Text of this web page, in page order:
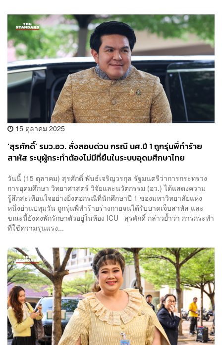
15 ตุลาคม 2025
‘สุรศักดิ์’ รมว.อว. สั่งสอบด่วน กรณี นศ.ปี 1 ถูกรุ่นพี่ทำร้าย
สาหัส ระบุผู้กระทำต้องไม่มีที่ยืนในระบบอุดมศึกษาไทย
วันนี้ (15 ตุลาคม) สุรศักดิ์ พันธ์เจริญวรกุล รัฐมนตรีว่าการกระทรวง
การอุดมศึกษา วิทยาศาสตร์ วิจัยและนวัตกรรม (อว.) ได้แสดงความ
รู้สึกสะเทือนใจอย่างยิ่งต่อกรณีที่นักศึกษาปี 1 ของมหาวิทยาลัยแห่ง
หนึ่งย่านปทุมวัน ถูกรุ่นพี่ทำร้ายร่างกายจนได้รับบาดเจ็บสาหัส และ
ขณะนี้ยังคงพักรักษาตัวอยู่ในห้อง ICU สุรศักดิ์ กล่าวย้ำว่า การกระทำ
ที่ใช้ความรุนแรง...